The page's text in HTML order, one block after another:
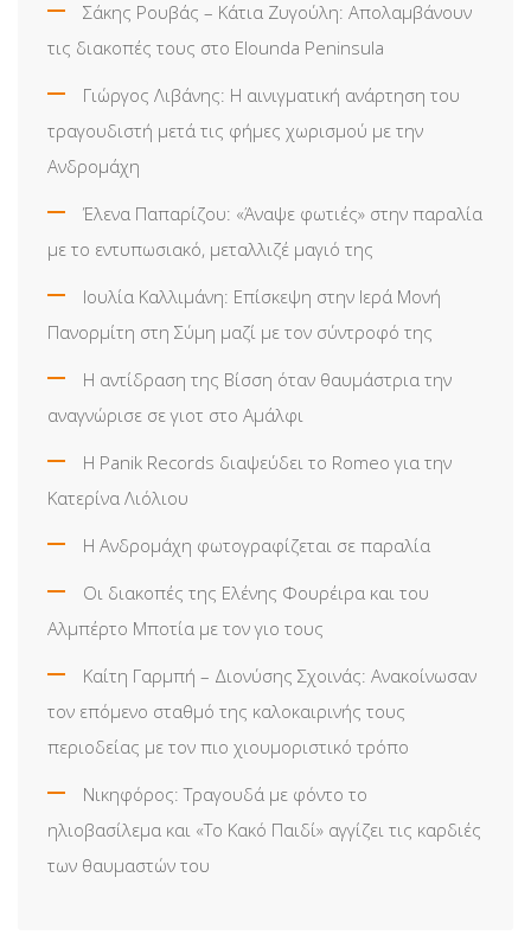
Σάκης Ρουβάς – Κάτια Ζυγούλη: Απολαμβάνουν
τις διακοπές τους στο Elounda Peninsula
Γιώργος Λιβάνης: Η αινιγματική ανάρτηση του
τραγουδιστή μετά τις φήμες χωρισμού με την
Ανδρομάχη
Έλενα Παπαρίζου: «Άναψε φωτιές» στην παραλία
με το εντυπωσιακό, μεταλλιζέ μαγιό της
Ιουλία Καλλιμάνη: Επίσκεψη στην Ιερά Μονή
Πανορμίτη στη Σύμη μαζί με τον σύντροφό της
Η αντίδραση της Βίσση όταν θαυμάστρια την
αναγνώρισε σε γιοτ στο Αμάλφι
Η Panik Records διαψεύδει το Romeo για την
Κατερίνα Λιόλιου
Η Ανδρομάχη φωτογραφίζεται σε παραλία
Οι διακοπές της Ελένης Φουρέιρα και του
Αλμπέρτο Μποτία με τον γιο τους
Καίτη Γαρμπή – Διονύσης Σχοινάς: Ανακοίνωσαν
τον επόμενο σταθμό της καλοκαιρινής τους
περιοδείας με τον πιο χιουμοριστικό τρόπο
Νικηφόρος: Τραγουδά με φόντο το
ηλιοβασίλεμα και «Το Κακό Παιδί» αγγίζει τις καρδιές
των θαυμαστών του